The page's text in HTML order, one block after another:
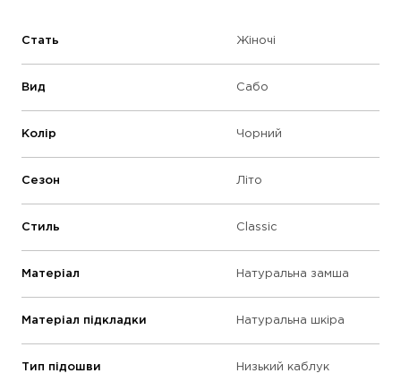
Стать Жіночі
Вид Сабо
Колір Чорний
Сезон Літо
Стиль Classic
Матеріал Натуральна замша
Матеріал підкладки Натуральна шкіра
Тип підошви Низький каблук